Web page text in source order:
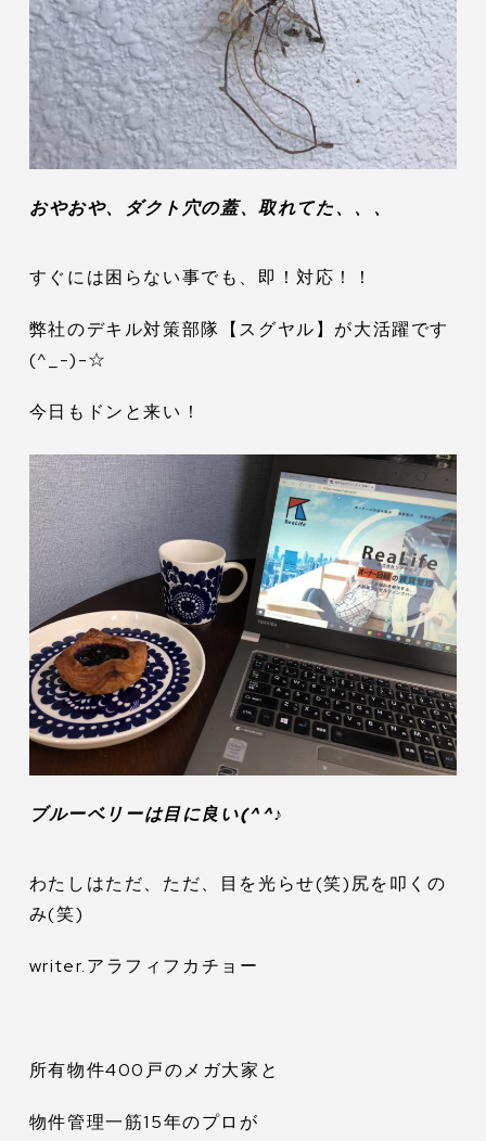
おやおや、ダクト穴の蓋、取れてた、、、
すぐには困らない事でも、即！対応！！
弊社のデキル対策部隊【スグヤル】が大活躍です
(^_-)-☆
今日もドンと来い！
ブルーベリーは目に良い(^^♪
わたしはただ、ただ、目を光らせ(笑)尻を叩くの
み(笑)
writer.アラフィフカチョー
所有物件400戸のメガ大家と
物件管理一筋15年のプロが